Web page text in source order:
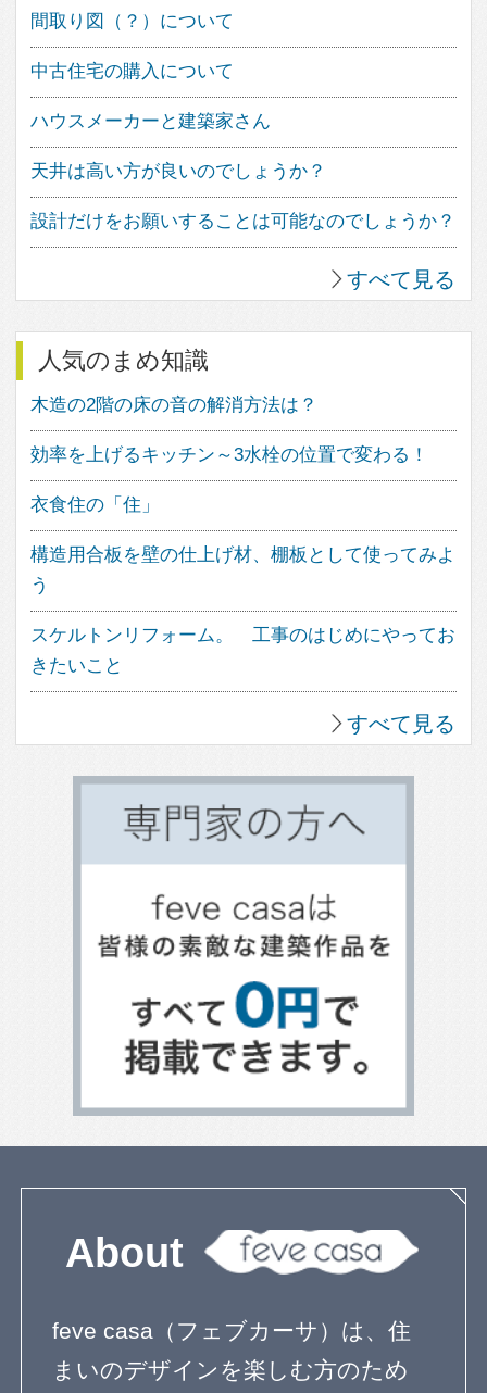
人気のキーワード
中庭のある家 ウッドデッキのある家
パントリーのある暮らし
植物のある暮らし 趣味を楽しむ家
眺望のよい家 個性派住宅
田舎暮らしを楽しむ家
ホームパーティーを楽しむ
古民家住宅 海を望む暮らし
大開口のある家
ガレージのある家 平屋住宅
スキップフロア
リビングのデザイン
キッチンのデザイン
トイレのデザイン
整理収納
家具と収納 テラスのある家
ベランダとバルコニー 屋上のある家
寝室のデザイン 階段のデザイン
エクステリアのデザイン エコ住宅
自然素材の家
３階建て 狭小住宅の間取り
無垢材を使った家 子育て住宅
シンプルモダン コートハウス
屋上庭園
ガーデニングを楽しむ住まい
デザインを探す